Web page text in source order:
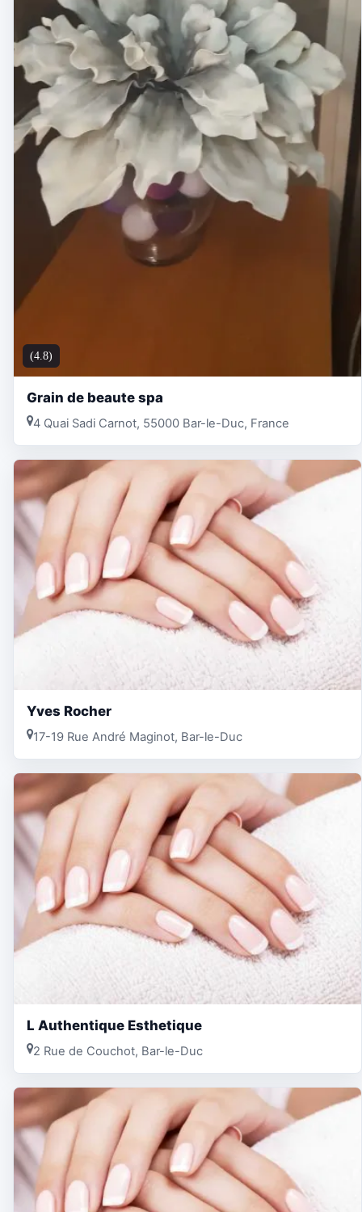
(4.8)
Grain de beaute spa
4 Quai Sadi Carnot, 55000 Bar-le-Duc, France
Yves Rocher
17-19 Rue André Maginot, Bar-le-Duc
L Authentique Esthetique
2 Rue de Couchot, Bar-le-Duc